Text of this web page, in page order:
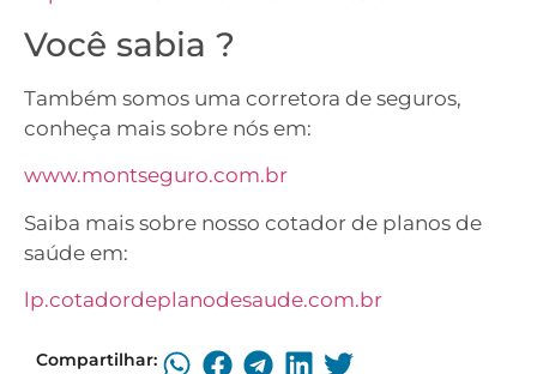
Você sabia ?
Também somos uma corretora de seguros,
conheça mais sobre nós em:
www.montseguro.com.br
Saiba mais sobre nosso cotador de planos de
saúde em:
lp.cotadordeplanodesaude.com.br
Compartilhar: